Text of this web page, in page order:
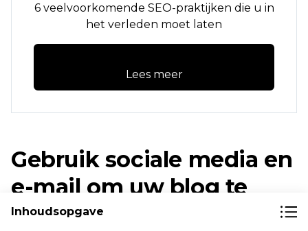
6 veelvoorkomende SEO-praktijken die u in
het verleden moet laten
Lees meer
Gebruik sociale media en
e-mail om uw blog te
promoten
Inhoudsopgave